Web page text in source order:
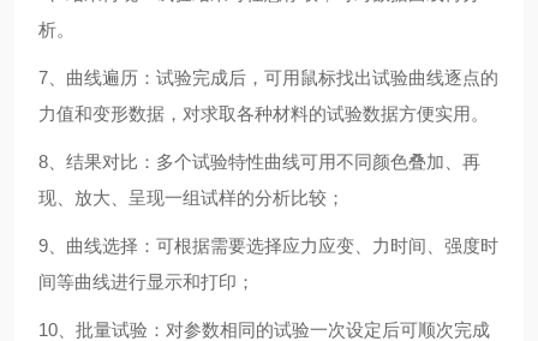
析。
7 、曲线遍历：试验完成后，可用鼠标找出试验曲线逐点的
力值和变形数据，对求取各种材料的试验数据方便实用。
8 、结果对比：多个试验特性曲线可用不同颜色叠加、再
现、放大、呈现一组试样的分析比较；
9 、曲线选择：可根据需要选择应力应变、力时间、强度时
间等曲线进行显示和打印；
10 、批量试验：对参数相同的试验一次设定后可顺次完成